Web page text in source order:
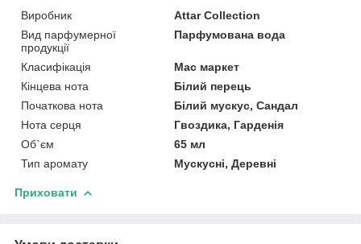
Виробник
Attar Collection
Вид парфумерної
продукції
Парфумована вода
Класифікація
Мас маркет
Кінцева нота
Білий перець
Початкова нота
Білий мускус, Сандал
Нота серця
Гвоздика, Гарденія
Об`єм
65 мл
Тип аромату
Мускусні, Деревні
Приховати